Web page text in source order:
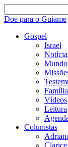
Doe para o Guiame
Gospel
Israel
Família
Vídeos
Leitura
Colunistas